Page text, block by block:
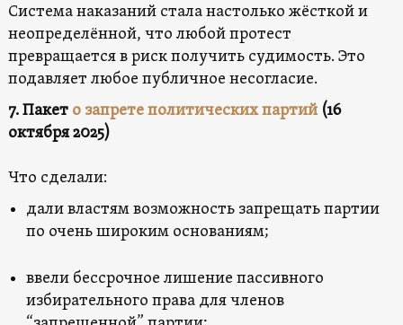
Система наказаний стала настолько жёсткой и
неопределённой, что любой протест
превращается в риск получить судимость. Это
подавляет любое публичное несогласие.
7. Пакет о запрете политических партий(16
октября 2025)
Что сделали:
дали властям возможность запрещать партии
по очень широким основаниям;
ввели бессрочное лишение пассивного
избирательного права для членов